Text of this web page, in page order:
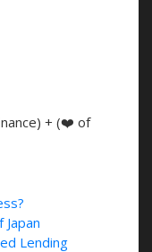
+ (❤️ of
Lending